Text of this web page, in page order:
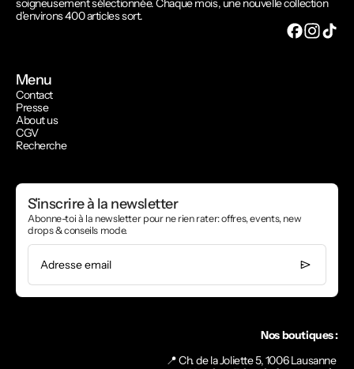
soigneusement sélectionnée. Chaque mois, une nouvelle collection
d'environs 400 articles sort.
Menu
Contact
Presse
About us
CGV
Recherche
S'inscrire à la newsletter
Abonne-toi à la newsletter pour ne rien rater: offres, events, new
drops & conseils mode.
Adresse email
Nos boutiques :
📍 Ch. de la Joliette 5, 1006 Lausanne